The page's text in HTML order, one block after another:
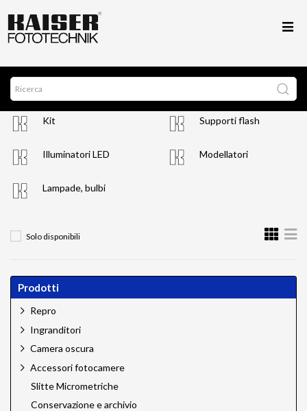
Kit Supporti flash
Illuminatori LED Modellatori
Lampade, bulbi
Solo disponibili
Prodotti
Repro
Ingranditori
Camera oscura
Accessori fotocamere
Slitte Micrometriche
Conservazione e archivio